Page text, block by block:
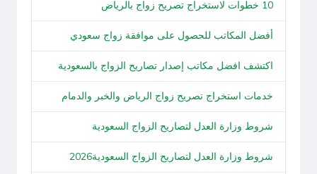
10 خطوات لاستخراج تصريح زواج بالرياض
أفضل المكاتب للحصول على موافقة زواج سعودي
اكتشف افضل مكاتب إصدار تصاريح الزواج بالسعودية
خدمات استخراج تصريح زواج الرياض والخبر والدمام
شروط وزارة العدل لتصاريح الزواج السعودية
شروط وزارة العدل لتصاريح الزواج السعودية2026